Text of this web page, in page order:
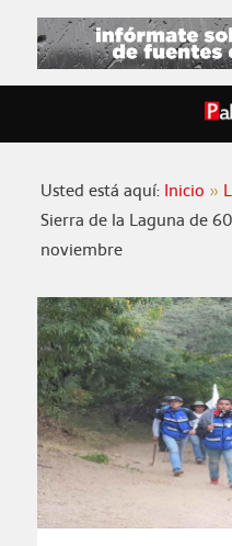
Usted está aquí: Inicio
Sierra de la Laguna de
noviembre